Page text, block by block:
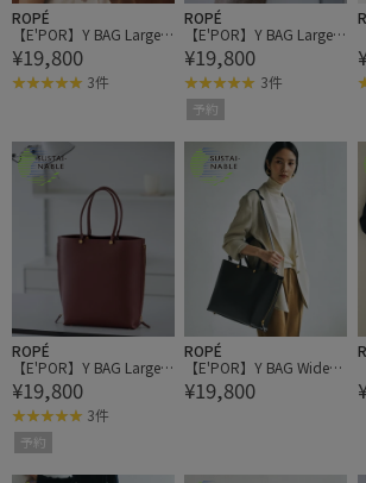
ROPÉ
【E'POR】Y BAG Large/A
4対応・通勤・26AW
¥19,800
3件
ROPÉ
【E'POR】Y BAG Large/A
4対応・通勤・26AW
¥19,800
3件
予約
ROPÉ
【E'POR】Y BAG Large/A
4対応・通勤・26AW
¥19,800
3件
予約
ROPÉ
【E'POR】Y BAG Wide/A
4対応・通勤・26AW
¥19,800